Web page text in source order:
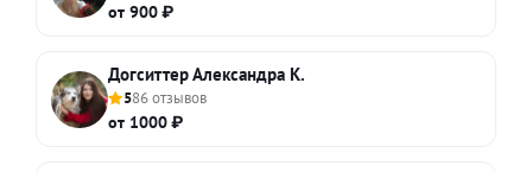
от 900 ₽
Догситтер Александра К.
586 отзывов
от 1000 ₽